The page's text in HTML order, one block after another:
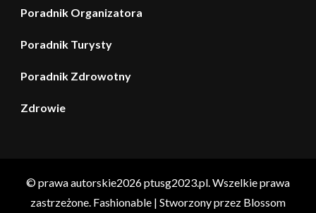
Poradnik Organizatora
Poradnik Turysty
Poradnik Zdrowotny
Zdrowie
© prawa autorskie2026ptusg2023.pl. Wszelkie prawa
zastrzeżone. Fashionable | Stworzony przez Blossom